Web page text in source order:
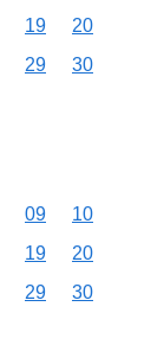
19
20
29
30
09
10
19
20
29
30